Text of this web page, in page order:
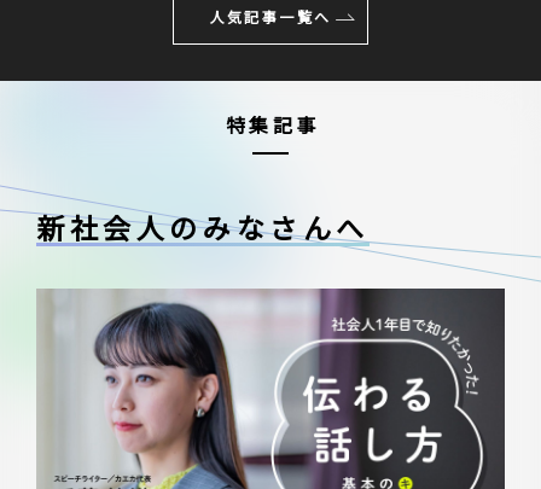
人気記事一覧へ
特集記事
新社会人のみなさんへ